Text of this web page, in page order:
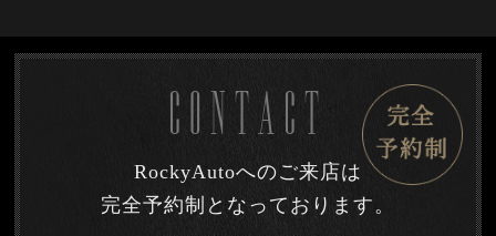
CONTACT
RockyAutoへのご来店は
完全予約制となっております。